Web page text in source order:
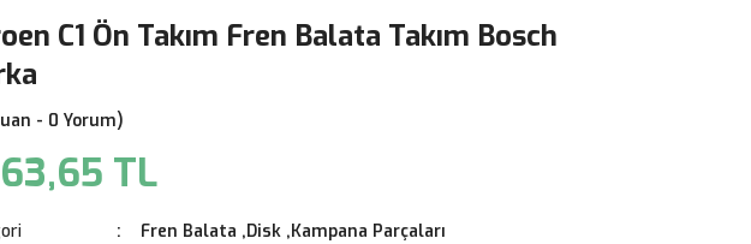
C1 Ön Takım Fren Balata Takım Bosch
- 0 Yorum)
TL
Fren Balata ,Disk ,Kampana Parçaları